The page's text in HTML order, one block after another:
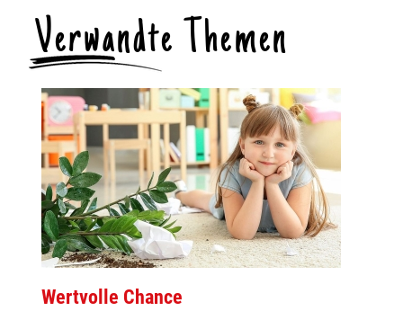
Verwandte Themen
Wertvolle Chance